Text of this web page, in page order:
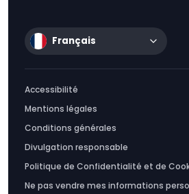
Français
Accessibilité
Mentions légales
Conditions générales
Divulgation responsable
Politique de Confidentialité et de
Ne pas vendre mes informations